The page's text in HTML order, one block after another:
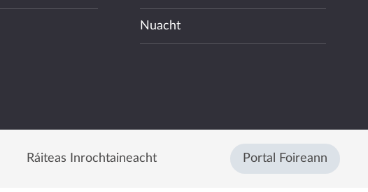
Nuacht
Ráiteas Inrochtaineacht Portal Foireann